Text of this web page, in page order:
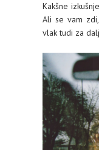
Kakšne
Ali se vam
vlak tudi za